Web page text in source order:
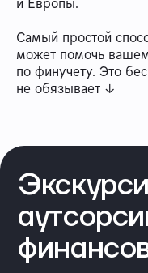
Самый простой
может помочь
по финучету. Это
не обязывает ↓